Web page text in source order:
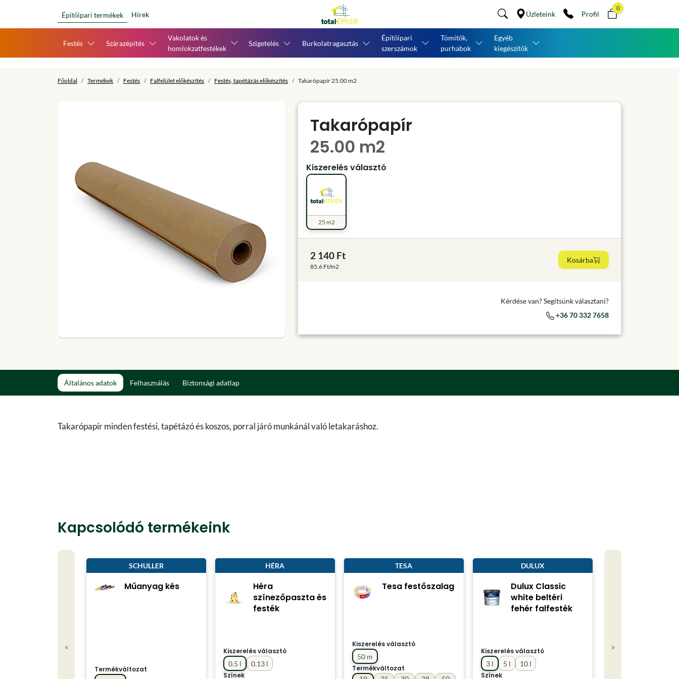
Építőipari termékek Hírek Üzleteink Profil
0
Festés Szárazépítés
Vakolatok és
homlokzatfestékek
Szigetelés Burkolatragasztás
Építőipari
szerszámok
Tömítők,
purhabok
Egyéb
kiegészítők
Főoldal Termékek Festés Falfelület előkészítés Festés, tapétázás előkészítés Takarópapír 25.00 m2
Takarópapír
25.00 m2
Kiszerelés választó
25 m2
2 140 Ft
85.6 Ft/m2
Kosárba
Kérdése van? Segítsünk választani?
+36 70 332 7658
Általános adatok Felhasználás Biztonsági adatlap
Takarópapír minden festési, tapétázó és koszos, porral járó munkánál való letakaráshoz.
Kapcsolódó termékeink
«
SCHULLER
Műanyag kés
Termékváltozat
HÉRA
Héra
színezőpaszta és
festék
Kiszerelés választó
0.13 l
0.5 l
Színek
TESA
Tesa festőszalag
Kiszerelés választó
50 m
Termékváltozat
DULUX
Dulux Classic
white beltéri
fehér falfesték
Kiszerelés választó
3 l
5 l
10 l
Színek
Kiszerelés választó
»